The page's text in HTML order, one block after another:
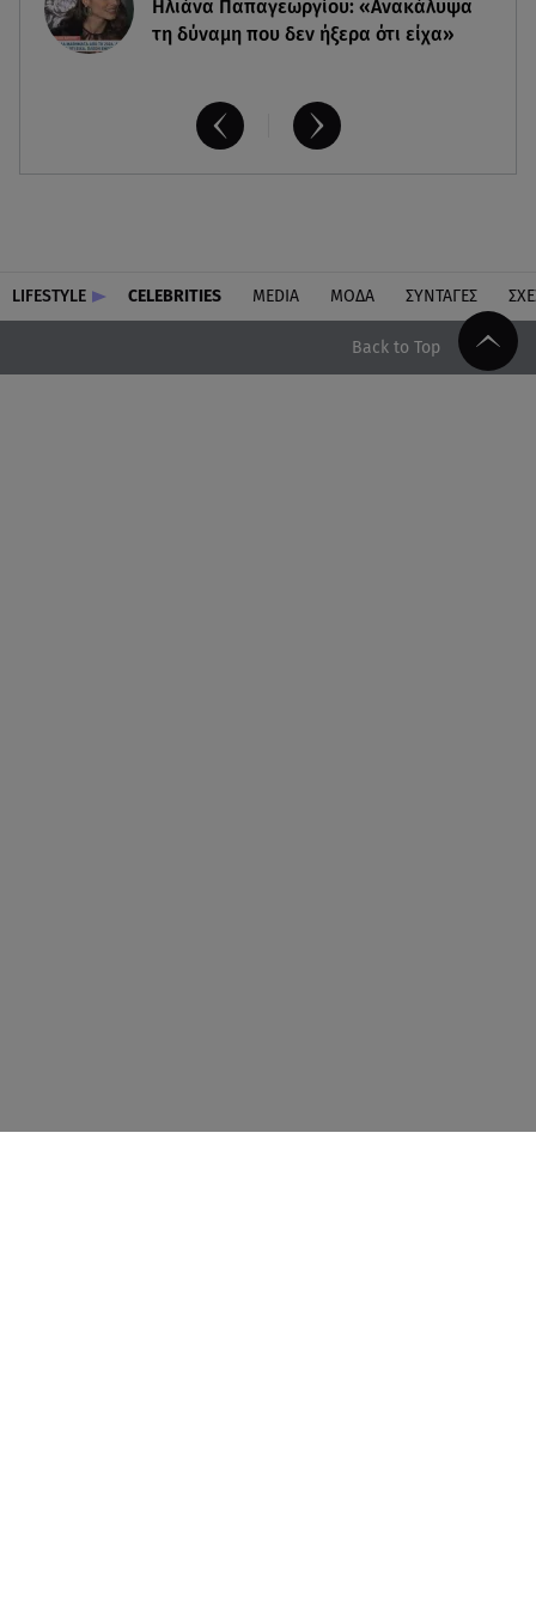
Ηλιάνα Παπαγεωργίου: «Ανακάλυψα
τη δύναμη που δεν ήξερα ότι είχα»
LIFESTYLE CELEBRITIES MEDIA ΜΟΔΑ ΣΥΝΤΑΓΕΣ
Back to Top